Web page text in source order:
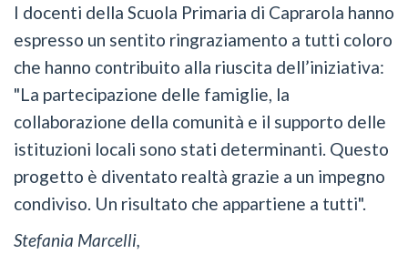
I docenti della Scuola Primaria di Caprarola hanno
espresso un sentito ringraziamento a tutti coloro
che hanno contribuito alla riuscita dell’iniziativa:
"La partecipazione delle famiglie, la
collaborazione della comunità e il supporto delle
istituzioni locali sono stati determinanti. Questo
progetto è diventato realtà grazie a un impegno
condiviso. Un risultato che appartiene a tutti".
Stefania Marcelli,